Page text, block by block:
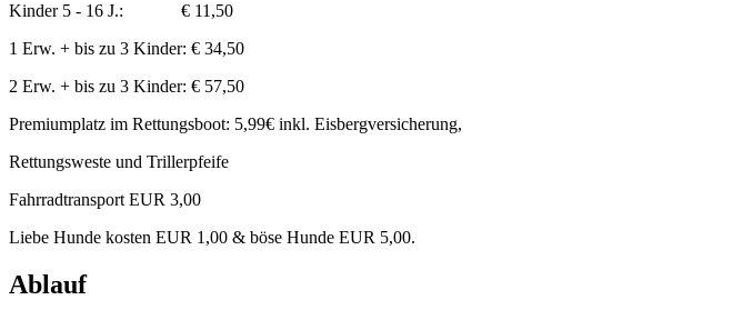
Kinder 5 - 16 J.: € 11,50
1 Erw. + bis zu 3 Kinder: € 34,50
2 Erw. + bis zu 3 Kinder: € 57,50
Premiumplatz im Rettungsboot: 5,99€ inkl. Eisbergversicherung,
Rettungsweste und Trillerpfeife
Fahrradtransport EUR 3,00
Liebe Hunde kosten EUR 1,00 & böse Hunde EUR 5,00.
Ablauf